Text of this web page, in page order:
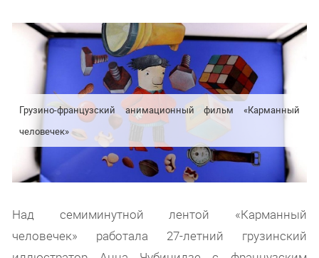
Грузино-французский анимационный фильм «Карманный
человечек»
Над семиминутной лентой «Карманный
человечек» работала 27-летний грузинский